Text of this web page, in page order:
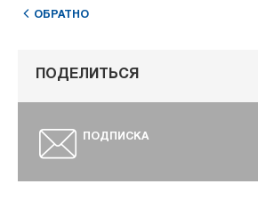
ОБРАТНО
ПОДЕЛИТЬСЯ
ПОДПИСКА